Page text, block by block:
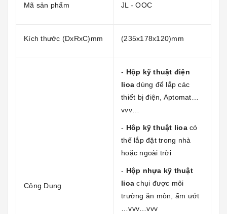
Mã sản phẩm JL - OOC
Kích thước (DxRxC)mm (235x178x120)mm
Công Dụng
- Hộp kỹ thuật điện
lioa dùng để lắp các
thiết bị điện, Aptomat…
vvv…
- Hôp kỹ thuật lioa có
thế lắp đặt trong nhà
hoặc ngoài trời
- Hộp nhựa kỹ thuật
lioa chụi được môi
trường ăn mòn, ẩm ướt
…vvv…vvv